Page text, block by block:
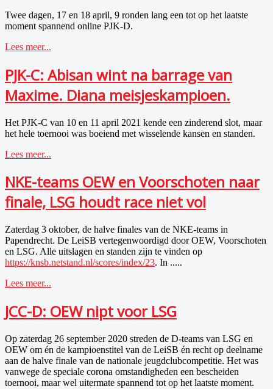
Twee dagen, 17 en 18 april, 9 ronden lang een tot op het laatste
moment spannend online PJK-D.
Lees meer...
PJK-C: Abisan wint na barrage van
Maxime. Diana meisjeskampioen.
Het PJK-C van 10 en 11 april 2021 kende een zinderend slot, maar
het hele toernooi was boeiend met wisselende kansen en standen.
Lees meer...
NKE-teams OEW en Voorschoten naar
finale, LSG houdt race niet vol
Zaterdag 3 oktober, de halve finales van de NKE-teams in
Papendrecht. De LeiSB vertegenwoordigd door OEW, Voorschoten
en LSG. Alle uitslagen en standen zijn te vinden op
https://knsb.netstand.nl/scores/index/23. In .....
Lees meer...
JCC-D: OEW nipt voor LSG
Op zaterdag 26 september 2020 streden de D-teams van LSG en
OEW om én de kampioenstitel van de LeiSB én recht op deelname
aan de halve finale van de nationale jeugdclubcompetitie. Het was
vanwege de speciale corona omstandigheden een bescheiden
toernooi, maar wel uitermate spannend tot op het laatste moment.